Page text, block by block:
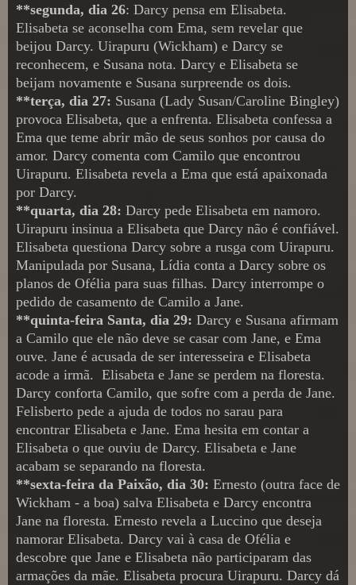
**segunda, dia 26: Darcy pensa em Elisabeta.
Elisabeta se aconselha com Ema, sem revelar que
beijou Darcy. Uirapuru (Wickham) e Darcy se
reconhecem, e Susana nota. Darcy e Elisabeta se
beijam novamente e Susana surpreende os dois.
**terça, dia 27: Susana (Lady Susan/Caroline Bingley)
provoca Elisabeta, que a enfrenta. Elisabeta confessa a
Ema que teme abrir mão de seus sonhos por causa do
amor. Darcy comenta com Camilo que encontrou
Uirapuru. Elisabeta revela a Ema que está apaixonada
por Darcy.
**quarta, dia 28: Darcy pede Elisabeta em namoro.
Uirapuru insinua a Elisabeta que Darcy não é confiável.
Elisabeta questiona Darcy sobre a rusga com Uirapuru.
Manipulada por Susana, Lídia conta a Darcy sobre os
planos de Ofélia para suas filhas. Darcy interrompe o
pedido de casamento de Camilo a Jane.
**quinta-feira Santa, dia 29: Darcy e Susana afirmam
a Camilo que ele não deve se casar com Jane, e Ema
ouve. Jane é acusada de ser interesseira e Elisabeta
acode a irmã. Elisabeta e Jane se perdem na floresta.
Darcy conforta Camilo, que sofre com a perda de Jane.
Felisberto pede a ajuda de todos no sarau para
encontrar Elisabeta e Jane. Ema hesita em contar a
Elisabeta o que ouviu de Darcy. Elisabeta e Jane
acabam se separando na floresta.
**sexta-feira da Paixão, dia 30: Ernesto (outra face de
Wickham - a boa) salva Elisabeta e Darcy encontra
Jane na floresta. Ernesto revela a Luccino que deseja
namorar Elisabeta. Darcy vai à casa de Ofélia e
descobre que Jane e Elisabeta não participaram das
armações da mãe. Elisabeta procura Uirapuru. Darcy dá